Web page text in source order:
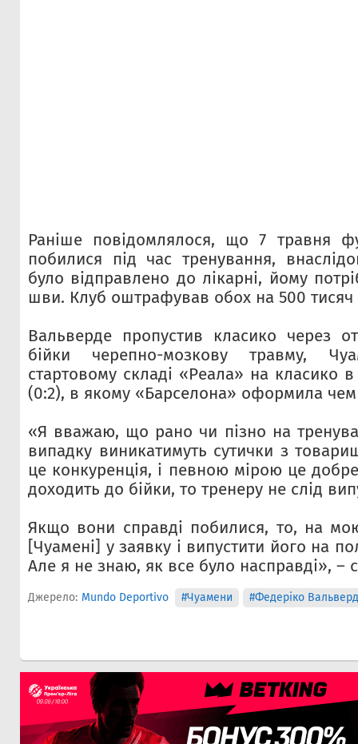
Раніше повідомлялося, що 7 травня
побилися під час тренування,
було відправлено до лікарні, йому
шви. Клуб оштрафував обох на 500 тисяч
Вальверде пропустив класико через
бійки черепно-мозкову травму,
стартовому складі «Реала» на класико
(0:2), в якому «Барселона» оформила
«Я вважаю, що рано чи пізно на
випадку виникатимуть сутички з
це конкуренція, і певною мірою це
доходить до бійки, то тренеру не слід
Якщо вони справді побилися, то, на
[Чуамені] у заявку і випустити його на
Але я не знаю, як все було насправді», –
Джерело: Mundo Deportivo #Чуамени #Федеріко